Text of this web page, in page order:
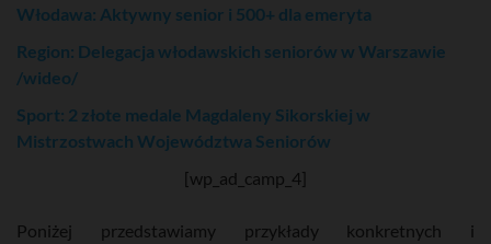
Włodawa: Aktywny senior i 500+ dla emeryta
Region: Delegacja włodawskich seniorów w Warszawie
/wideo/
Sport: 2 złote medale Magdaleny Sikorskiej w
Mistrzostwach Województwa Seniorów
[wp_ad_camp_4]
Poniżej przedstawiamy przykłady konkretnych i